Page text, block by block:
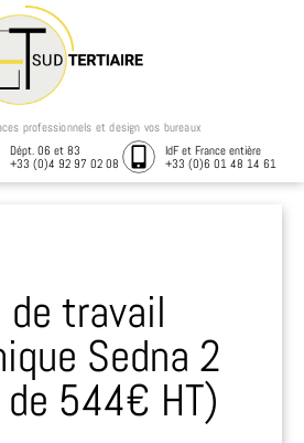
Dépt. 06 et 83
+33 (0)4 92 97 02 08
IdF et France entière
+33 (0)6 01 48 14 61
professionnels et design vos bureaux
travail
Sedna 2
544€ HT)